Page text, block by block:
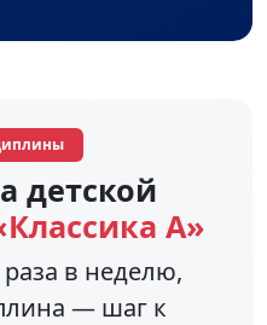
детской
А»
раза в неделю,
— шаг к